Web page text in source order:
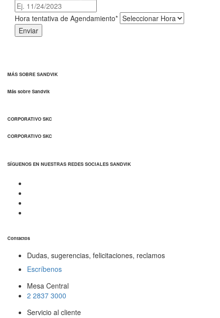
Hora tentativa de Agendamiento*
Enviar
MÁS SOBRE SANDVIK
Más sobre Sandvik
CORPORATIVO SKC
CORPORATIVO SKC
SÍGUENOS EN NUESTRAS REDES SOCIALES SANDVIK
Contactos
Dudas, sugerencias, felicitaciones, reclamos
Escríbenos
Mesa Central
2 2837 3000
Servicio al cliente